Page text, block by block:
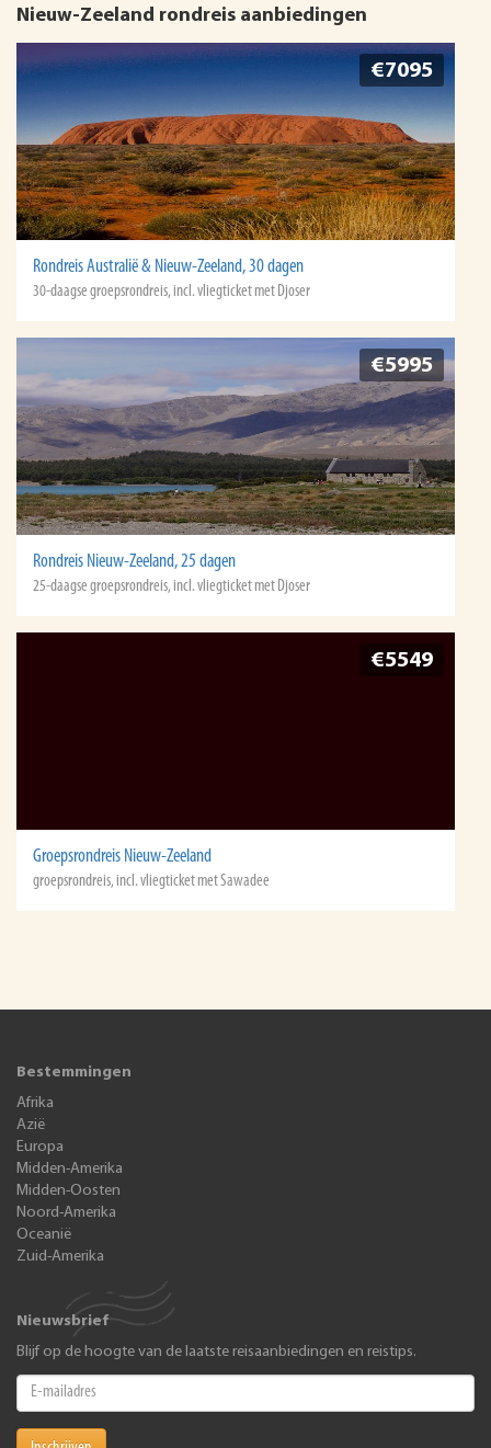
Nieuw-Zeeland rondreis aanbiedingen
€7095
Rondreis Australië & Nieuw-Zeeland, 30 dagen
30-daagse groepsrondreis, incl. vliegticket met Djoser
€5995
Rondreis Nieuw-Zeeland, 25 dagen
25-daagse groepsrondreis, incl. vliegticket met Djoser
€5549
Groepsrondreis Nieuw-Zeeland
groepsrondreis, incl. vliegticket met Sawadee
Bestemmingen
Afrika
Azië
Europa
Midden-Amerika
Midden-Oosten
Noord-Amerika
Oceanië
Zuid-Amerika
Nieuwsbrief
Blijf op de hoogte van de laatste reisaanbiedingen en reistips.